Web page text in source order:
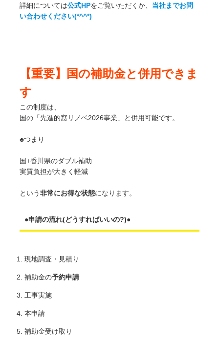
詳細については公式HPをご覧いただくか、 当社までお問
い合わせください(*^^*)
【重要】国の補助金と併用できま
す
この制度は、
国の「先進的窓リノベ2026事業」と併用可能です。
♣️つまり
国+香川県のダブル補助
実質負担が大きく軽減
という非常にお得な状態になります。
●申請の流れ(どうすればいいの?)●
現地調査・見積り
補助金の予約申請
工事実施
本申請
補助金受け取り